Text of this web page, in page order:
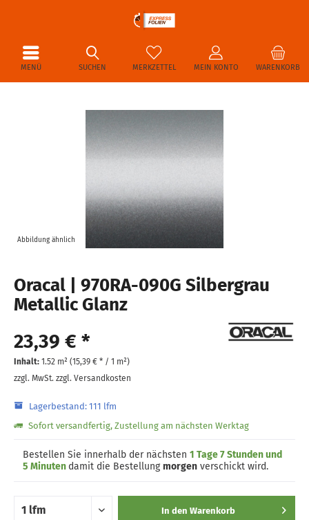
MENÜ WARENKORB
MERKZETTEL MEIN KONTO
SUCHEN
Abbildung ähnlich
Oracal | 970RA-090G Silbergrau
Metallic Glanz
23,39 € *
Inhalt: 1.52 m² (15,39 € * / 1 m²)
zzgl. MwSt. zzgl. Versandkosten
Lagerbestand: 111 lfm
Sofort versandfertig, Zustellung am nächsten Werktag
Bestellen Sie innerhalb der nächsten 1 Tage 7 Stunden und
5 Minuten damit die Bestellungmorgen verschickt wird.
In den Warenkorb